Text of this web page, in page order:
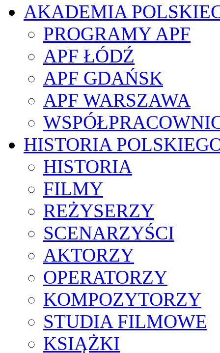
AKADEMIA
PROGRAMY APF
APF ŁÓDŹ
APF GDAŃSK
APF WARSZAWA
HISTORIA
HISTORIA
FILMY
REŻYSERZY
SCENARZYŚCI
AKTORZY
OPERATORZY
KOMPOZYTORZY
STUDIA FILMOWE
KSIĄŻKI